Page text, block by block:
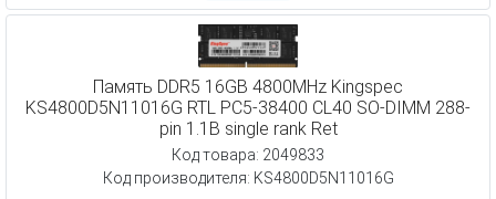
Память DDR5 16GB 4800MHz Kingspec
KS4800D5N11016G RTL PC5-38400 CL40 SO-DIMM 288-
pin 1.1В single rank Ret
Код товара: 2049833
Код производителя: KS4800D5N11016G